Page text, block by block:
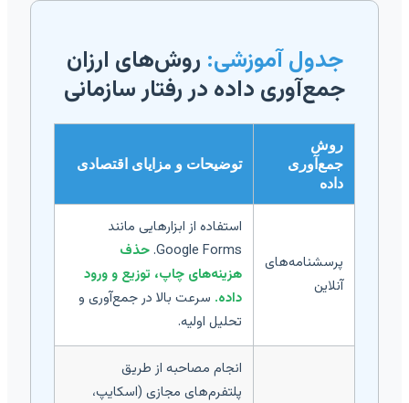
جدول آموزشی:روش‌های ارزان
جمع‌آوری داده در رفتار سازمانی
روش
جمع‌آوری
توضیحات و مزایای اقتصادی
پرسشنامه‌های
آنلاین
استفاده از ابزارهایی مانند
Google Forms. حذف
هزینه‌های چاپ، توزیع و ورود
سرعت بالا در جمع‌آوری و
تحلیل اولیه.
انجام مصاحبه از طریق
پلتفرم‌های مجازی (اسکایپ،